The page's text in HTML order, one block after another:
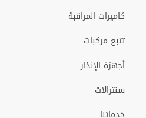
كاميرات المراقبة
تتبع مركبات
أجهزة الإنذار
سنترالات
خدماتنا